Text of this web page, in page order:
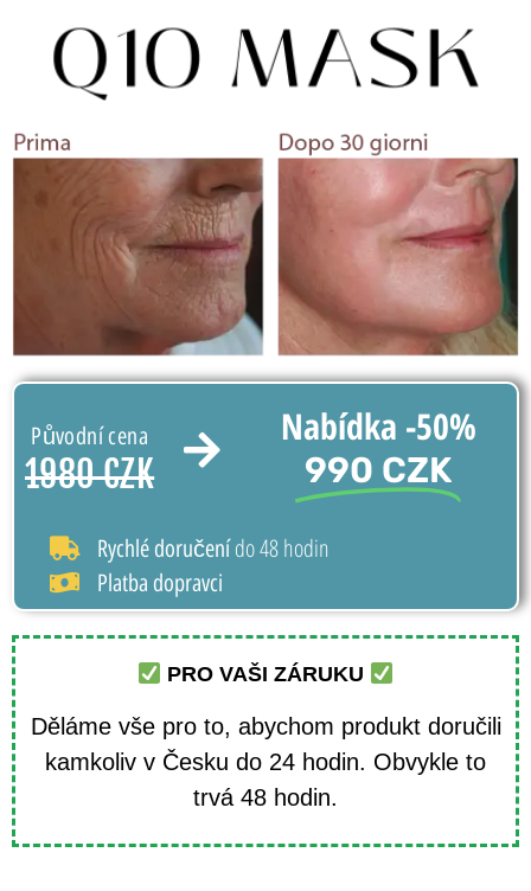
Původní cena
1980 CZK
Nabídka -50%
990 CZK
Rychlé doručenído 48 hodin
Platba dopravci
PRO VAŠI ZÁRUKU
Děláme vše pro to, abychom produkt doručili
kamkoliv v Česku do 24 hodin. Obvykle to
trvá 48 hodin.